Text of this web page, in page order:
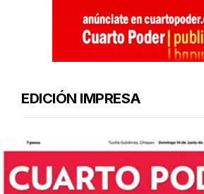
EDICIÓN IMPRESA